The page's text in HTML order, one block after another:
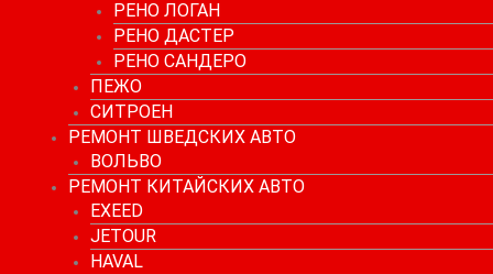
РЕНО ЛОГАН
РЕНО ДАСТЕР
РЕНО САНДЕРО
ПЕЖО
СИТРОЕН
РЕМОНТ ШВЕДСКИХ АВТО
ВОЛЬВО
РЕМОНТ КИТАЙСКИХ АВТО
EXEED
JETOUR
HAVAL